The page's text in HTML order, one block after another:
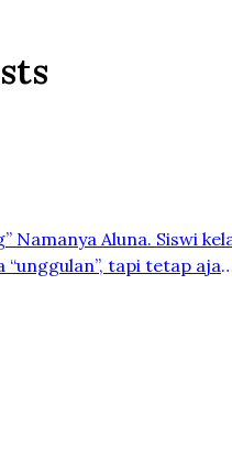
Namanya Aluna. Siswi
“unggulan”, tapi tetap aja
di bangku paling
tanpa harus dilihat